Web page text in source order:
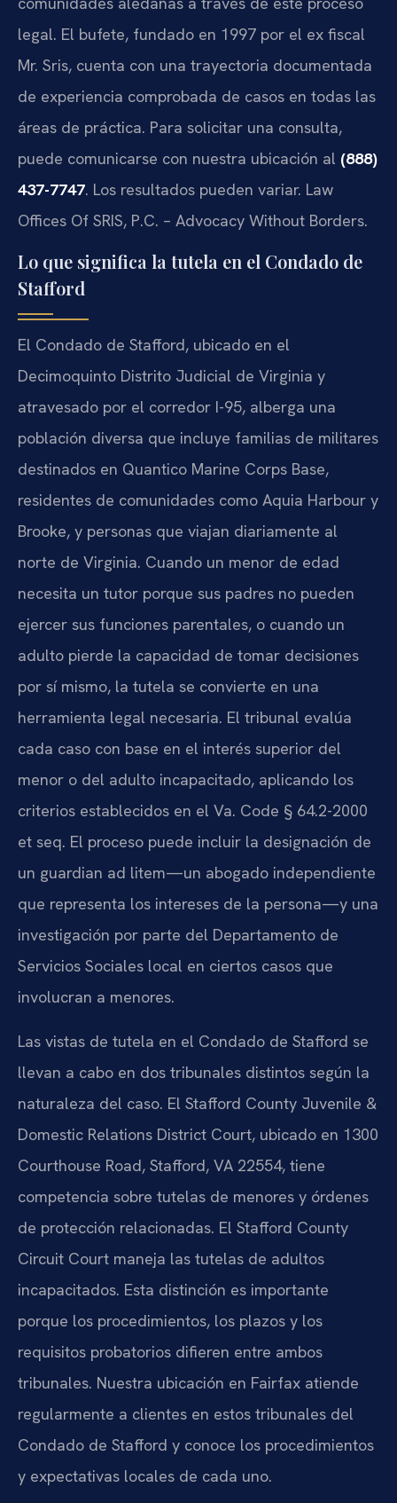
legal. El bufete, fundado en 1997 por el ex fiscal
Mr. Sris, cuenta con una trayectoria documentada
de experiencia comprobada de casos en todas las
áreas de práctica. Para solicitar una consulta,
puede comunicarse con nuestra ubicación al (888)
437-7747. Los resultados pueden variar. Law
Offices Of SRIS, P.C. – Advocacy Without Borders.
Lo que significa la tutela en el Condado de
Stafford
El Condado de Stafford, ubicado en el
Decimoquinto Distrito Judicial de Virginia y
atravesado por el corredor I-95, alberga una
población diversa que incluye familias de militares
destinados en Quantico Marine Corps Base,
residentes de comunidades como Aquia Harbour y
Brooke, y personas que viajan diariamente al
norte de Virginia. Cuando un menor de edad
necesita un tutor porque sus padres no pueden
ejercer sus funciones parentales, o cuando un
adulto pierde la capacidad de tomar decisiones
por sí mismo, la tutela se convierte en una
herramienta legal necesaria. El tribunal evalúa
cada caso con base en el interés superior del
menor o del adulto incapacitado, aplicando los
criterios establecidos en el Va. Code § 64.2-2000
et seq. El proceso puede incluir la designación de
un guardian ad litem—un abogado independiente
que representa los intereses de la persona—y una
investigación por parte del Departamento de
Servicios Sociales local en ciertos casos que
involucran a menores.
Las vistas de tutela en el Condado de Stafford se
llevan a cabo en dos tribunales distintos según la
naturaleza del caso. El Stafford County Juvenile &
Domestic Relations District Court, ubicado en 1300
Courthouse Road, Stafford, VA 22554, tiene
competencia sobre tutelas de menores y órdenes
de protección relacionadas. El Stafford County
Circuit Court maneja las tutelas de adultos
incapacitados. Esta distinción es importante
porque los procedimientos, los plazos y los
requisitos probatorios difieren entre ambos
tribunales. Nuestra ubicación en Fairfax atiende
regularmente a clientes en estos tribunales del
Condado de Stafford y conoce los procedimientos
y expectativas locales de cada uno.